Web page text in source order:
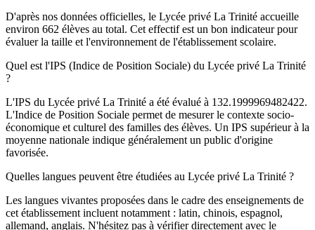
D'après nos données officielles, le Lycée privé La Trinité accueille
environ 662 élèves au total. Cet effectif est un bon indicateur pour
évaluer la taille et l'environnement de l'établissement scolaire.
Quel est l'IPS (Indice de Position Sociale) du Lycée privé La Trinité
?
L'IPS du Lycée privé La Trinité a été évalué à 132.1999969482422.
L'Indice de Position Sociale permet de mesurer le contexte socio-
économique et culturel des familles des élèves. Un IPS supérieur à la
moyenne nationale indique généralement un public d'origine
favorisée.
Quelles langues peuvent être étudiées au Lycée privé La Trinité ?
Les langues vivantes proposées dans le cadre des enseignements de
cet établissement incluent notamment : latin, chinois, espagnol,
allemand, anglais. N'hésitez pas à vérifier directement avec le